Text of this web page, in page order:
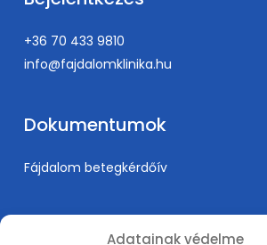
Adatainak védelme
+36 70 433 9810
info@fajdalomklinika.hu
Dokumentumok
Fájdalom betegkérdőív
Információk